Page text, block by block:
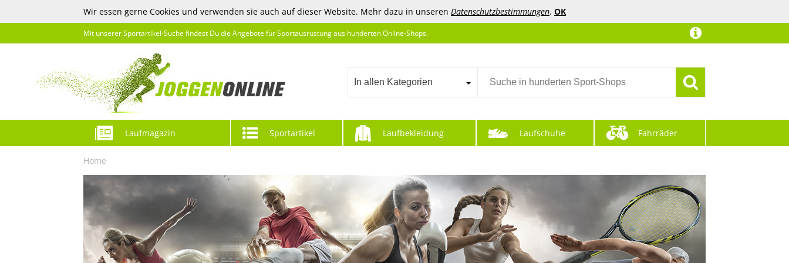
Wir essen gerne Cookies und verwenden sie auch auf dieser Website. Mehr dazu in unseren Datenschutzbestimmungen. OK
Mit unserer Sportartikel-Suche findest Du die Angebote für Sportausrüstung aus hunderten Online-Shops.
In allen Kategorien
Laufmagazin Sportartikel Laufbekleidung Laufschuhe Fahrräder
Home